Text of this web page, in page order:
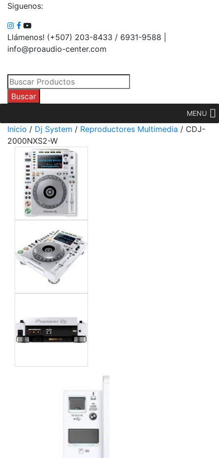
Siguenos:
Llámenos! (+507) 203-8433 / 6931-9588 |
info@proaudio-center.com
Búsqueda
de
productos
Buscar
MENU
Inicio / Dj System / Reproductores Multimedia / CDJ-
2000NXS2-W